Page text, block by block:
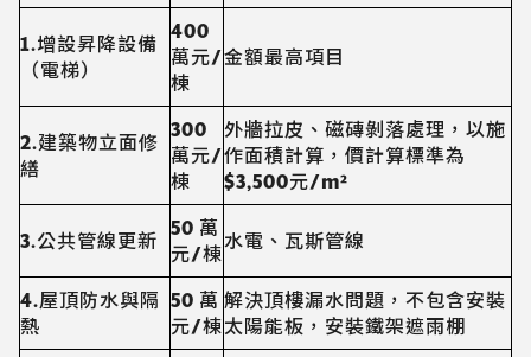
1.增設昇降設備
（電梯）
400
萬元/
棟
金額最高項目
2.建築物立面修
繕
300
萬元/
棟
外牆拉皮、磁磚剝落處理，以施
作面積計算，價計算標準為
$3,500元/m²
3.公共管線更新 50 萬
元/棟水電、瓦斯管線
4.屋頂防水與隔
熱
50 萬
元/棟
解決頂樓漏水問題，不包含安裝
太陽能板，安裝鐵架遮雨棚